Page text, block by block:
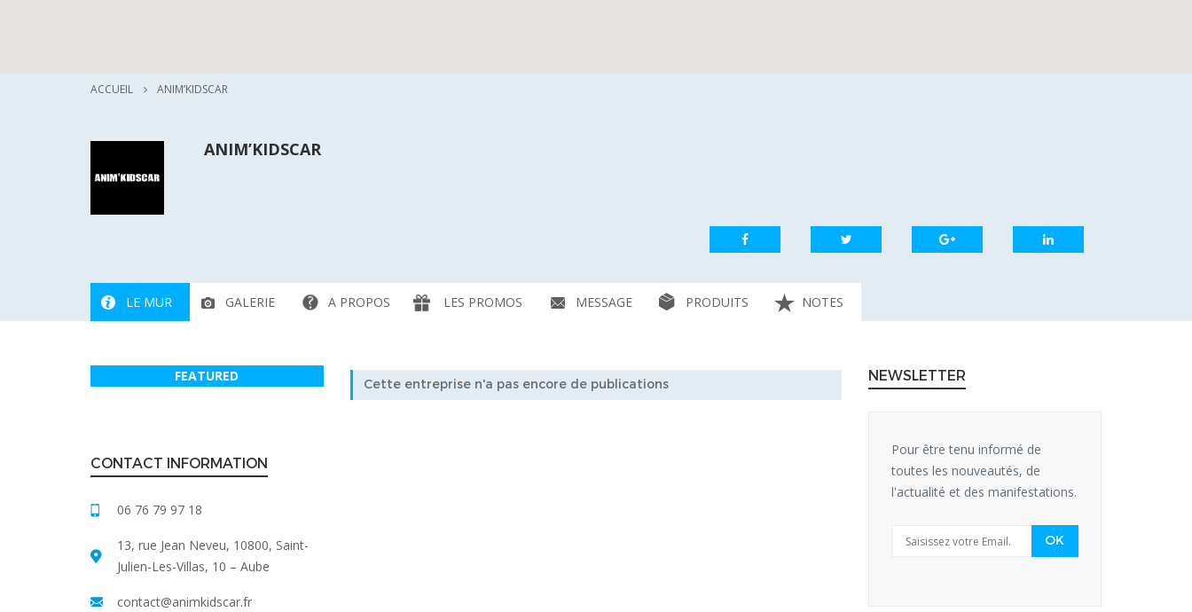
ACCUEIL ANIM’KIDSCAR
ANIM’KIDSCAR
LE MUR GALERIE A PROPOS LES PROMOS MESSAGE PRODUITS NOTES
FEATURED
CONTACT INFORMATION
06 76 79 97 18
13, rue Jean Neveu, 10800, Saint-
Julien-Les-Villas, 10 – Aube
contact@animkidscar.fr
Cette entreprise n'a pas encore de publications NEWSLETTER
Pour être tenu informé de
toutes les nouveautés, de
l'actualité et des manifestations.